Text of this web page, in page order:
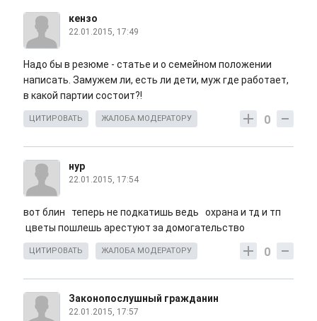
кензо
22.01.2015, 17:49
Надо бы в резюме - статье и о семейном положении
написать. Замужем ли, есть ли дети, муж где работает,
в какой партии состоит?!
0
ЦИТИРОВАТЬ ЖАЛОБА МОДЕРАТОРУ
нур
22.01.2015, 17:54
вот блин теперь не подкатишь ведь охрана и тд и тп
цветы пошлешь арестуют за домогательство
0
ЦИТИРОВАТЬ ЖАЛОБА МОДЕРАТОРУ
Законопослушный гражданин
22.01.2015, 17:57